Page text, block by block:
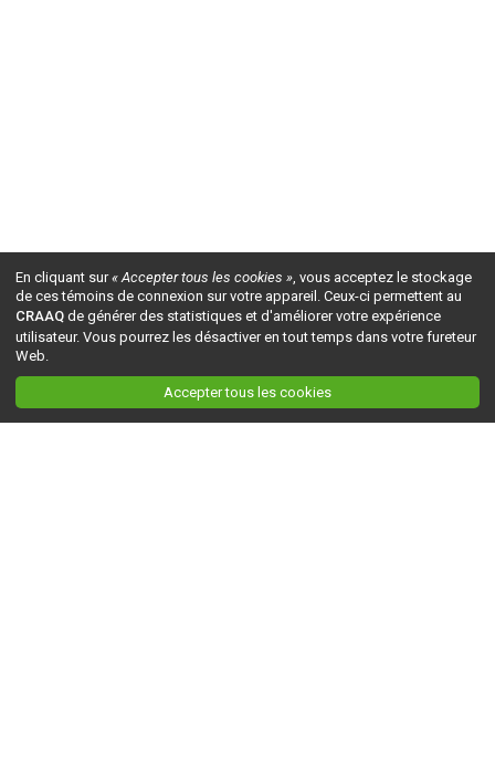
En cliquant sur« Accepter tous les cookies », vous acceptez le stockage
de ces témoins de connexion sur votre appareil. Ceux-ci permettent au
CRAAQ de générer des statistiques et d'améliorer votre expérience
utilisateur. Vous pourrez les désactiver en tout temps dans votre fureteur
Web.
Accepter tous les cookies